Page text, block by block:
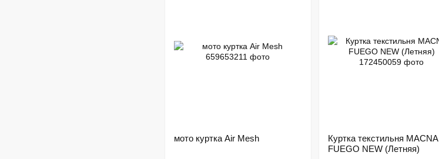
мото куртка Air Mesh
Куртка текстильня MACNA
FUEGO NEW (Летняя)